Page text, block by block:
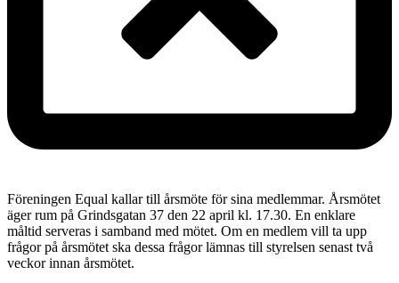
Föreningen Equal kallar till årsmöte för sina medlemmar. Årsmötet
äger rum på Grindsgatan 37 den 22 april kl. 17.30. En enklare
måltid serveras i samband med mötet. Om en medlem vill ta upp
frågor på årsmötet ska dessa frågor lämnas till styrelsen senast två
veckor innan årsmötet.